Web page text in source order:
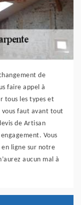
de
faire appel à
tous les types et
vous faut avant tout
de Artisan
Vous
ligne sur notre
aucun mal à